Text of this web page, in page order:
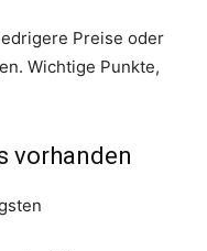
Preise oder
Wichtige Punkte,
vorhanden